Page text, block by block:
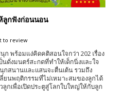
ลูกฟังก่อนนอน
to review
พร้อมแง่คิดคติสอนใจกว่า 202 เรื่อง
ดั่งมนตร์สะกดที่ทำให้เด็กนิ่งและใจ
กสนานและแสนจะตื่นเต้น รวมถึง
ยนพฤติกรรมที่ไม่เหมาะสมของลูกได้
กเพื่อเปิดประตูสู่โลกใบใหญ่ให้กับลูก